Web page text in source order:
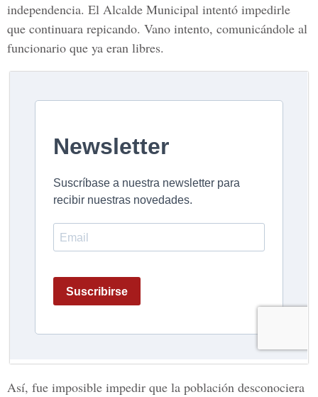
independencia. El Alcalde Municipal intentó impedirle
que continuara repicando. Vano intento, comunicándole al
funcionario que ya eran libres.
Así, fue imposible impedir que la población desconociera